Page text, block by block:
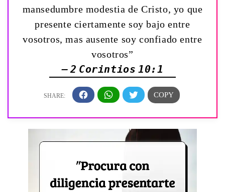
mansedumbre modestia de Cristo, yo que
presente ciertamente soy bajo entre
vosotros, mas ausente soy confiado entre
vosotros”
— 2 Corintios 10:1